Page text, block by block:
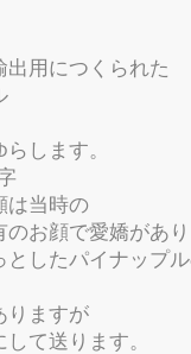
用につくられた
します。
は当時の
のお顔で愛嬌があ
としたパイナップ
りますが
て送ります。